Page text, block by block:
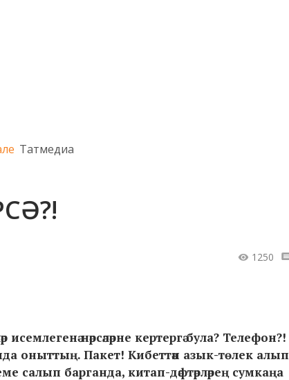
Татмедиа
1250
нәрсәләрне кертергә була? Телефон?!
оныттың. Пакет! Кибеттән азык-төлек алып
салып барганда, китап-дәфтәрләрең сумкаңа